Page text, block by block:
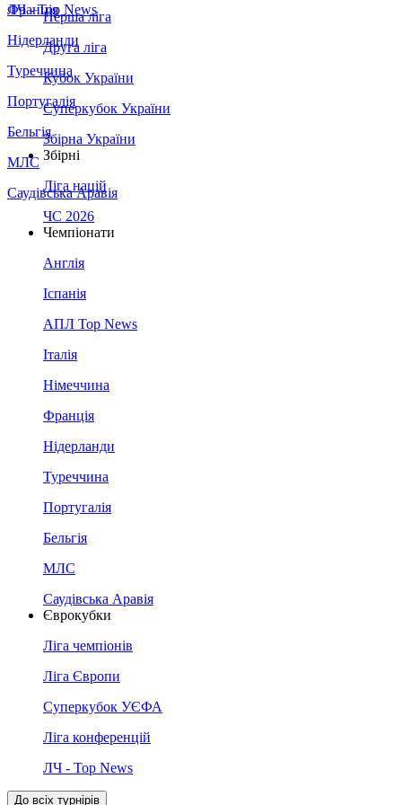
Франція
Нідерланди
Туреччина
Португалія
Бельгія
МЛС
Саудівська Аравія
ЛЧ - Top News
Перша ліга
Друга ліга
Кубок України
Суперкубок України
Збірна України
Збірні
Ліга націй
ЧС 2026
Чемпіонати
Англія
Іспанія
АПЛ Top News
Італія
Німеччина
Франція
Нідерланди
Туреччина
Португалія
Бельгія
МЛС
Саудівська Аравія
Єврокубки
Ліга чемпіонів
Ліга Європи
Суперкубок УЄФА
Ліга конференцій
ЛЧ - Top News
До всіх турнірів